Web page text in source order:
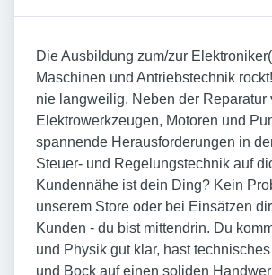
Die Ausbildung zum/zur
Maschinen und Antriebstechnik
nie langweilig. Neben der Reparatur
Elektrowerkzeugen, Motoren und
spannende Herausforderungen in
Steuer- und Regelungstechnik auf
Kundennähe ist dein Ding? Kein
unserem Store oder bei Einsätzen
Kunden - du bist mittendrin. Du
und Physik gut klar, hast
und Bock auf einen soliden